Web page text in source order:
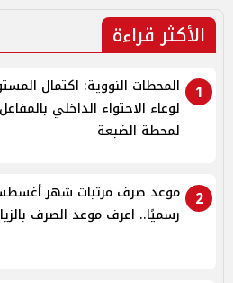
الأكثر قراءة
1
المحطات النووية: اكتمال
لوعاء الاحتواء الداخلي
لمحطة الضبعة
2
رسميًا.. اعرف موعد الصرف